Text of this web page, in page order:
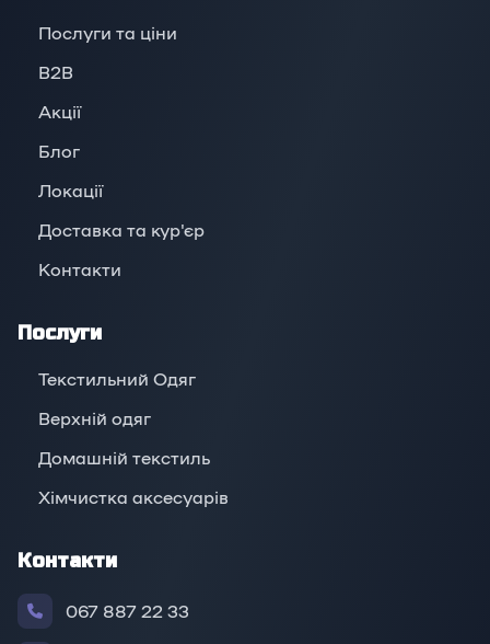
Послуги та ціни
B2B
Акції
Блог
Локації
Доставка та кур'єр
Контакти
Послуги
Текстильний Одяг
Верхній oдяг
Домашній текстиль
Хімчистка аксесуарів
Контакти
067 887 22 33